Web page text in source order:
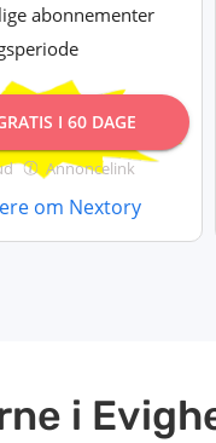
abonnementer
I 60 DAGE
Annoncelink
om Nextory
i